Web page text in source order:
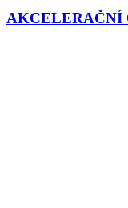
AKCELERAČNÍ